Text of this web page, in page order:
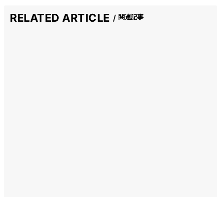
RELATED ARTICLE 関連記事